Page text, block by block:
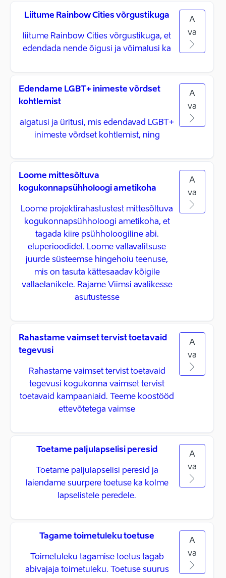
Liitume Rainbow Cities võrgustikuga
liitume Rainbow Cities võrgustikuga, et
edendada nende õigusi ja võimalusi ka
A
va
Edendame LGBT+ inimeste võrdset
kohtlemist
algatusi ja üritusi, mis edendavad LGBT+
inimeste võrdset kohtlemist, ning
A
va
Loome mittesõltuva
kogukonnapsühholoogi ametikoha
Loome projektirahastustest mittesõltuva
kogukonnapsühholoogi ametikoha, et
tagada kiire psühholoogiline abi.
eluperioodidel. Loome vallavalitsuse
juurde süsteemse hingehoiu teenuse,
mis on tasuta kättesaadav kõigile
vallaelanikele. Rajame Viimsi avalikesse
asutustesse
A
va
Rahastame vaimset tervist toetavaid
tegevusi
Rahastame vaimset tervist toetavaid
tegevusi kogukonna vaimset tervist
toetavaid kampaaniaid. Teeme koostööd
ettevõtetega vaimse
A
va
Toetame paljulapselisi peresid
Toetame paljulapselisi peresid ja
laiendame suurpere toetuse ka kolme
lapselistele peredele.
A
va
Tagame toimetuleku toetuse
Toimetuleku tagamise toetus tagab
abivajaja toimetuleku. Toetuse suurus
A
va